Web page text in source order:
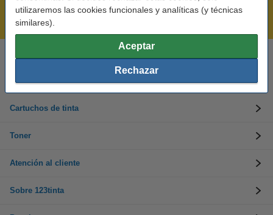
utilizaremos las cookies funcionales y analíticas (y técnicas
similares).
Aceptar
Rechazar
Mejor Precio Garantizado
En días laborables de 09:00 a 20:00.
Cartuchos de tinta
Toner
Atención al cliente
Sobre 123tinta